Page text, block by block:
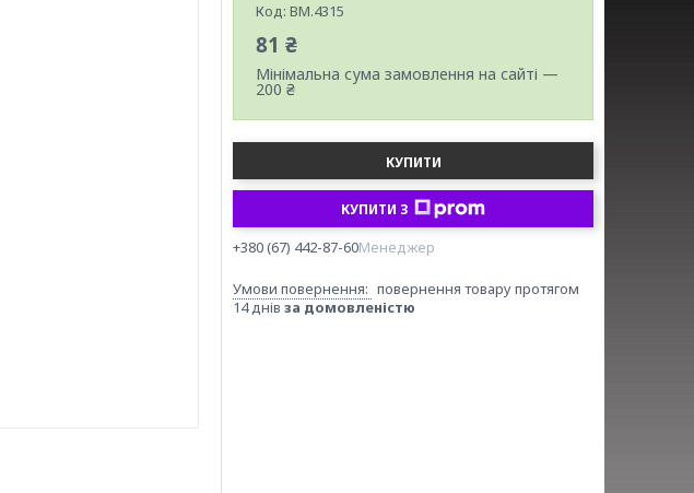
Код: BM.4315
81 ₴
Мінімальна сума замовлення на сайті —
200 ₴
КУПИТИ
КУПИТИ З
+380 (67) 442-87-60Менеджер
повернення товару протягом
14 днів за домовленістю